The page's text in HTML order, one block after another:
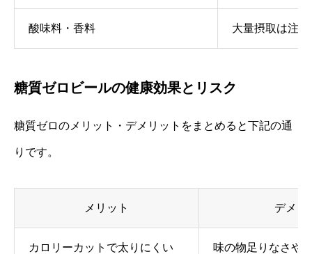
酸味料・香料 大量摂取は注意
糖質ゼロビールの健康効果とリスク
糖質ゼロのメリット・デメリットをまとめると下記の通
りです。
メリット デメリ
カロリーカットで太りにくい
味の物足りなさや